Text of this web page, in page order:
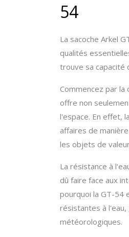
54
La sacoche Arkel
qualités
trouve sa capacité
Commencez par
offre non
l'espace. En effet,
affaires de
les objets de
La résistance à
dû faire face aux
pourquoi la GT-54
résistantes à
météorologiques.